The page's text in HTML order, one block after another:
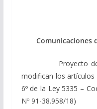
Comunicaciones
Proyecto de ley
modifican los artículos
6º de la Ley 5335 –
Nº 91-38.958/18)